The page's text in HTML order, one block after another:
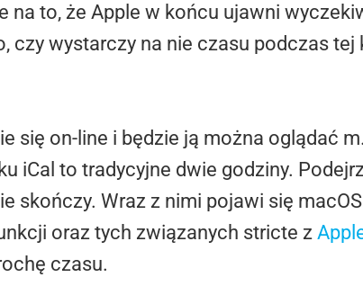
na to, że Apple w końcu ujawni
czy wystarczy na nie czasu podczas
się on-line i będzie ją można oglądać
iCal to tradycyjne dwie godziny.
skończy. Wraz z nimi pojawi się
oraz tych związanych stricte z
czasu.